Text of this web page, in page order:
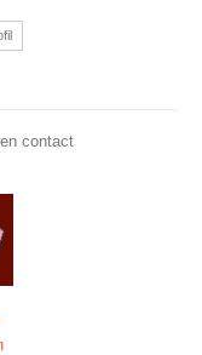
contact